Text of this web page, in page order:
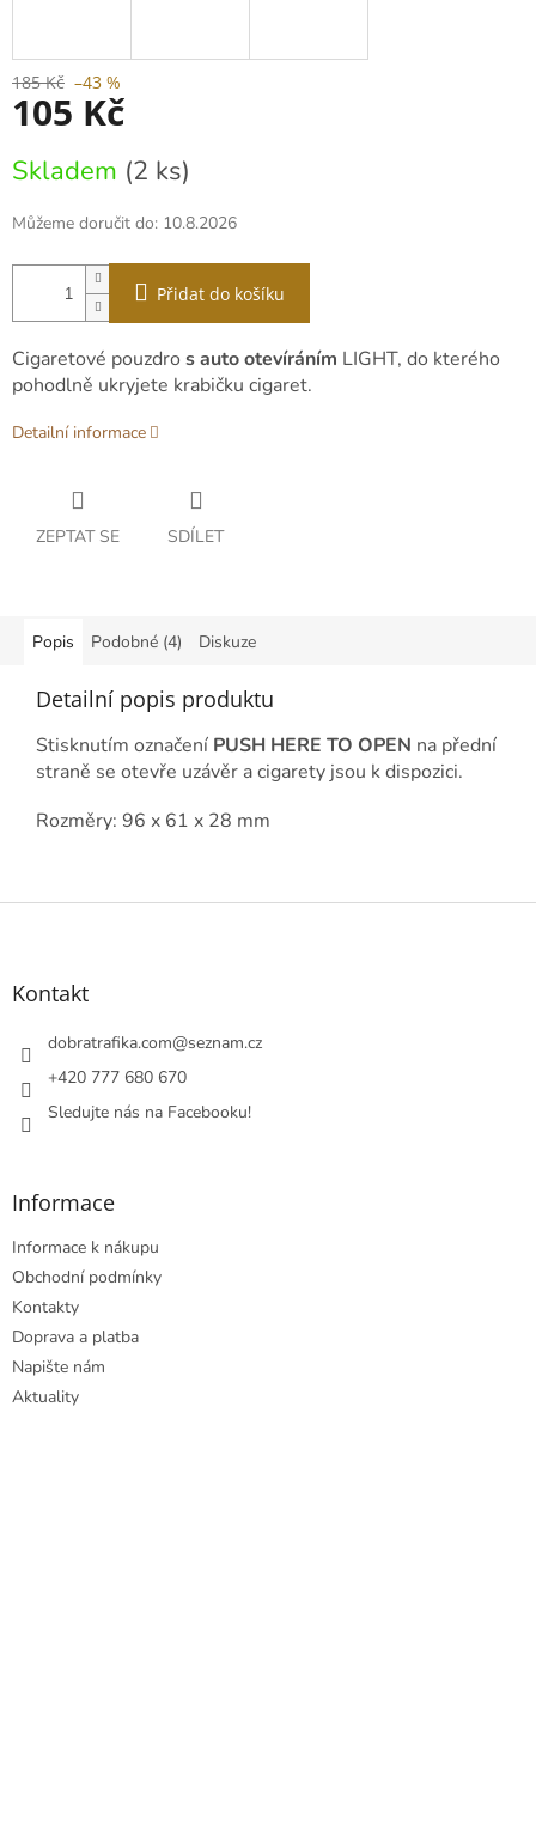
185 Kč –43 %
105 Kč
cena:
Skladem (2 ks)
Můžeme doručit do: 10.8.2026
Přidat do košíku
Cigaretové pouzdro s auto otevíráním LIGHT, do kterého
pohodlně ukryjete krabičku cigaret.
Detailní informace
ZEPTAT SE SDÍLET
Popis Podobné (4) Diskuze
Detailní popis produktu
Stisknutím označení PUSH HERE TO OPEN na přední
straně se otevře uzávěr a cigarety jsou k dispozici.
Rozměry: 96 x 61 x 28 mm
Z
Kontakt
dobratrafika.com@seznam.cz
+420 777 680 670
Sledujte nás na Facebooku!
Informace
Informace k nákupu
Obchodní podmínky
Kontakty
Doprava a platba
Napište nám
Aktuality